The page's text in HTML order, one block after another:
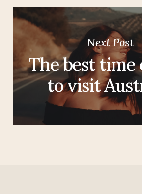
Next Post
The best time
to visit